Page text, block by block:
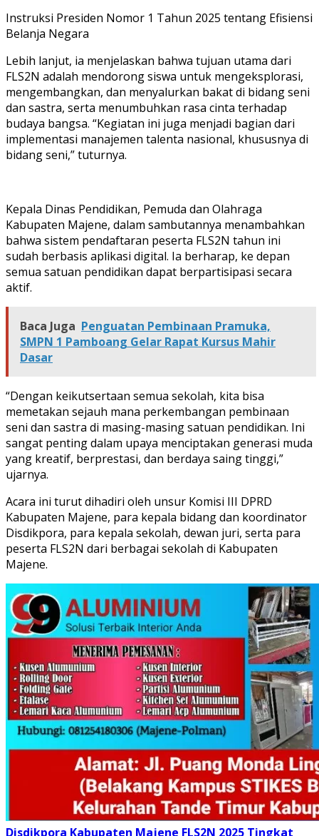
Instruksi Presiden Nomor 1 Tahun 2025 tentang Efisiensi
Belanja Negara
Lebih lanjut, ia menjelaskan bahwa tujuan utama dari
FLS2N adalah mendorong siswa untuk mengeksplorasi,
mengembangkan, dan menyalurkan bakat di bidang seni
dan sastra, serta menumbuhkan rasa cinta terhadap
budaya bangsa. “Kegiatan ini juga menjadi bagian dari
implementasi manajemen talenta nasional, khususnya di
bidang seni,” tuturnya.
Kepala Dinas Pendidikan, Pemuda dan Olahraga
Kabupaten Majene, dalam sambutannya menambahkan
bahwa sistem pendaftaran peserta FLS2N tahun ini
sudah berbasis aplikasi digital. Ia berharap, ke depan
semua satuan pendidikan dapat berpartisipasi secara
aktif.
Baca Juga Penguatan Pembinaan Pramuka,
SMPN 1 Pamboang Gelar Rapat Kursus Mahir
Dasar
“Dengan keikutsertaan semua sekolah, kita bisa
memetakan sejauh mana perkembangan pembinaan
seni dan sastra di masing-masing satuan pendidikan. Ini
sangat penting dalam upaya menciptakan generasi muda
yang kreatif, berprestasi, dan berdaya saing tinggi,”
ujarnya.
Acara ini turut dihadiri oleh unsur Komisi III DPRD
Kabupaten Majene, para kepala bidang dan koordinator
Disdikpora, para kepala sekolah, dewan juri, serta para
peserta FLS2N dari berbagai sekolah di Kabupaten
Majene.
Disdikpora Kabupaten Majene FLS2N 2025 Tingkat